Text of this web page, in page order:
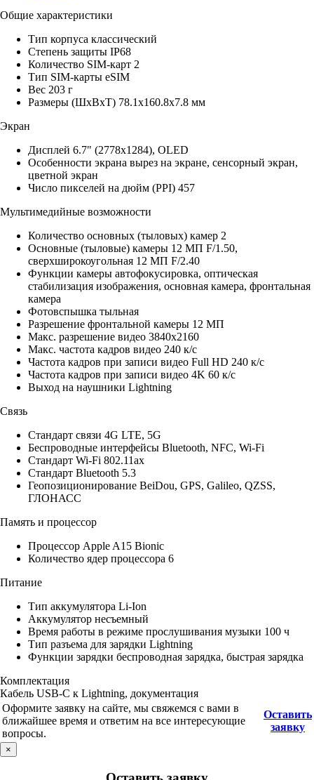
Общие характеристики
Тип корпуса классический
Степень защиты IP68
Количество SIM-карт 2
Тип SIM-карты eSIM
Вес 203 г
Размеры (ШxВxТ) 78.1x160.8x7.8 мм
Экран
Дисплей 6.7" (2778x1284), OLED
Особенности экрана вырез на экране, сенсорный экран,
цветной экран
Число пикселей на дюйм (PPI) 457
Мультимедийные возможности
Количество основных (тыловых) камер 2
Основные (тыловые) камеры 12 МП F/1.50,
сверхширокоугольная 12 МП F/2.40
Функции камеры автофокусировка, оптическая
стабилизация изображения, основная камера, фронтальная
камера
Фотовспышка тыльная
Разрешение фронтальной камеры 12 МП
Макс. разрешение видео 3840x2160
Макс. частота кадров видео 240 к/с
Частота кадров при записи видео Full HD 240 к/c
Частота кадров при записи видео 4K 60 к/c
Выход на наушники Lightning
Связь
Стандарт связи 4G LTE, 5G
Беспроводные интерфейсы Bluetooth, NFC, Wi-Fi
Стандарт Wi-Fi 802.11ax
Стандарт Bluetooth 5.3
Геопозиционирование BeiDou, GPS, Galileo, QZSS,
ГЛОНАСС
Память и процессор
Процессор Apple A15 Bionic
Количество ядер процессора 6
Питание
Тип аккумулятора Li-Ion
Аккумулятор несъемный
Время работы в режиме прослушивания музыки 100 ч
Тип разъема для зарядки Lightning
Функции зарядки беспроводная зарядка, быстрая зарядка
Комплектация
Кабель USB-C к Lightning, документация
Оформите заявку на сайте, мы свяжемся с вами в
ближайшее время и ответим на все интересующие
вопросы.
Оставить
заявку
×